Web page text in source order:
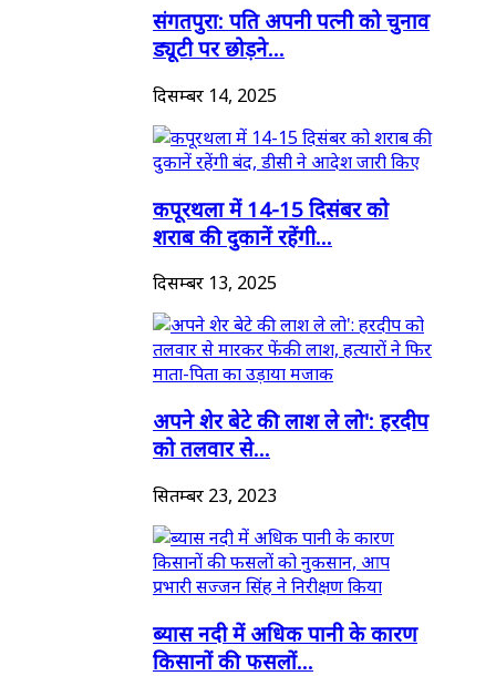
संगतपुरा: पति अपनी पत्नी को चुनाव
ड्यूटी पर छोड़ने...
दिसम्बर 14, 2025
कपूरथला में 14-15 दिसंबर को
शराब की दुकानें रहेंगी...
दिसम्बर 13, 2025
अपने शेर बेटे की लाश ले लो': हरदीप
को तलवार से...
सितम्बर 23, 2023
ब्यास नदी में अधिक पानी के कारण
किसानों की फसलों...